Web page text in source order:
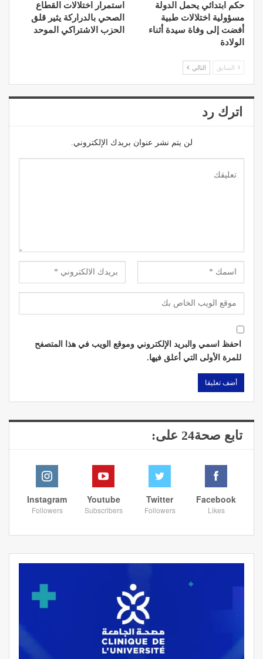
حكم ابتدائي يحمل الدولة
مسؤولية اختلالات طبية
أفضت إلى وفاة سيدة أثناء
الولادة
استمرار اختلالات القطاع
الصحي بالدراركة يثير قلق
الحزب الاشتراكي الموحد
السابق التالي
اترك رد
لن يتم نشر عنوان بريدك الإلكتروني.
احفظ اسمي والبريد الإلكتروني وموقع الويب في هذا المتصفح
للمرة الأولى التي أعلق فيها.
تابع صحة24 على:
Facebook
Likes
Twitter
Followers
Youtube
Subscribers
Instagram
Followers